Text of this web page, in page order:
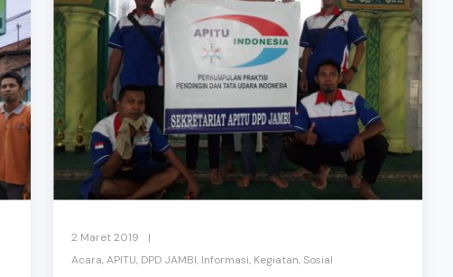
2 Maret 2019
|
Acara,APITU, DPD JAMBI, Informasi, Kegiatan,Sosial